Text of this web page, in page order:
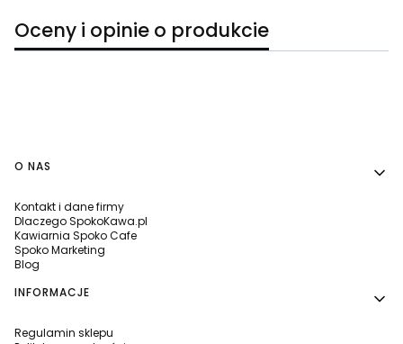
Oceny i opinie o produkcie
Linki w stopce
O NAS
Kontakt i dane firmy
Dlaczego SpokoKawa.pl
Kawiarnia Spoko Cafe
Spoko Marketing
Blog
INFORMACJE
Regulamin sklepu